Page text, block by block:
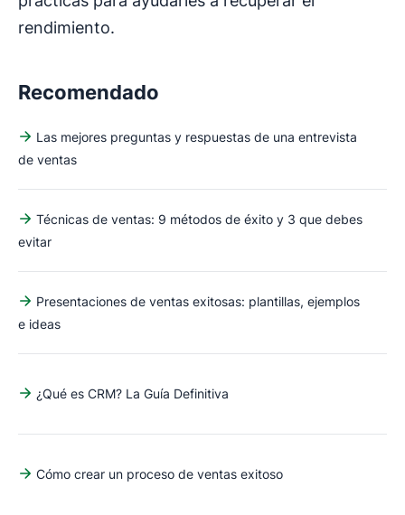
rendimiento.
Recomendado
Las mejores preguntas y respuestas de una entrevista
de ventas
Técnicas de ventas: 9 métodos de éxito y 3 que debes
evitar
Presentaciones de ventas exitosas: plantillas, ejemplos
e ideas
¿Qué es CRM? La Guía Definitiva
Cómo crear un proceso de ventas exitoso